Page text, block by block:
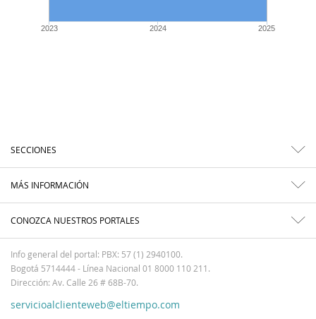
2023 2024 2025
SECCIONES
MÁS INFORMACIÓN
CONOZCA NUESTROS PORTALES
Info general del portal: PBX: 57 (1) 2940100.
Bogotá 5714444 - Línea Nacional 01 8000 110 211.
Dirección: Av. Calle 26 # 68B-70.
servicioalclienteweb@eltiempo.com